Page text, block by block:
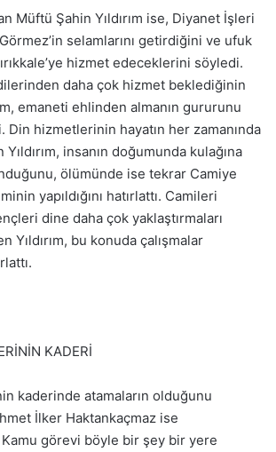
Müftü Şahin Yıldırım ise, Diyanet İşleri
selamlarını getirdiğini ve ufuk
hizmet edeceklerini söyledi.
daha çok hizmet beklediğinin
emaneti ehlinden almanın gururunu
Din hizmetlerinin hayatın her zamanında
insanın doğumunda kulağına
ölümünde ise tekrar Camiye
yapıldığını hatırlattı. Camileri
dine daha çok yaklaştırmaları
Yıldırım, bu konuda çalışmalar
KADERİ
kaderinde atamaların olduğunu
İlker Haktankaçmaz ise
Kamu görevi böyle bir şey bir yere